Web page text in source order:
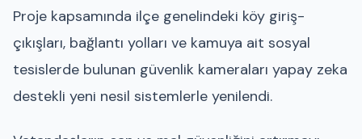
Proje kapsamında ilçe genelindeki köy giriş-
çıkışları, bağlantı yolları ve kamuya ait sosyal
tesislerde bulunan güvenlik kameraları yapay zeka
destekli yeni nesil sistemlerle yenilendi.